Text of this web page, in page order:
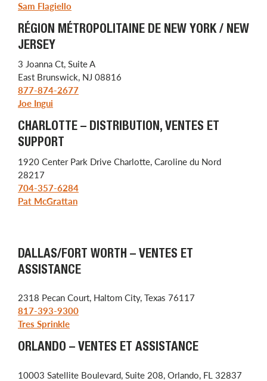
Sam Flagiello
RÉGION MÉTROPOLITAINE DE NEW YORK / NEW
JERSEY
3 Joanna Ct, Suite A
East Brunswick, NJ 08816
877-874-2677
Joe Ingui
CHARLOTTE – DISTRIBUTION, VENTES ET
SUPPORT
1920 Center Park Drive Charlotte, Caroline du Nord
28217
704-357-6284
Pat McGrattan
DALLAS/FORT WORTH – VENTES ET
ASSISTANCE
2318 Pecan Court, Haltom City, Texas 76117
817-393-9300
Tres Sprinkle
ORLANDO – VENTES ET ASSISTANCE
10003 Satellite Boulevard, Suite 208, Orlando, FL 32837